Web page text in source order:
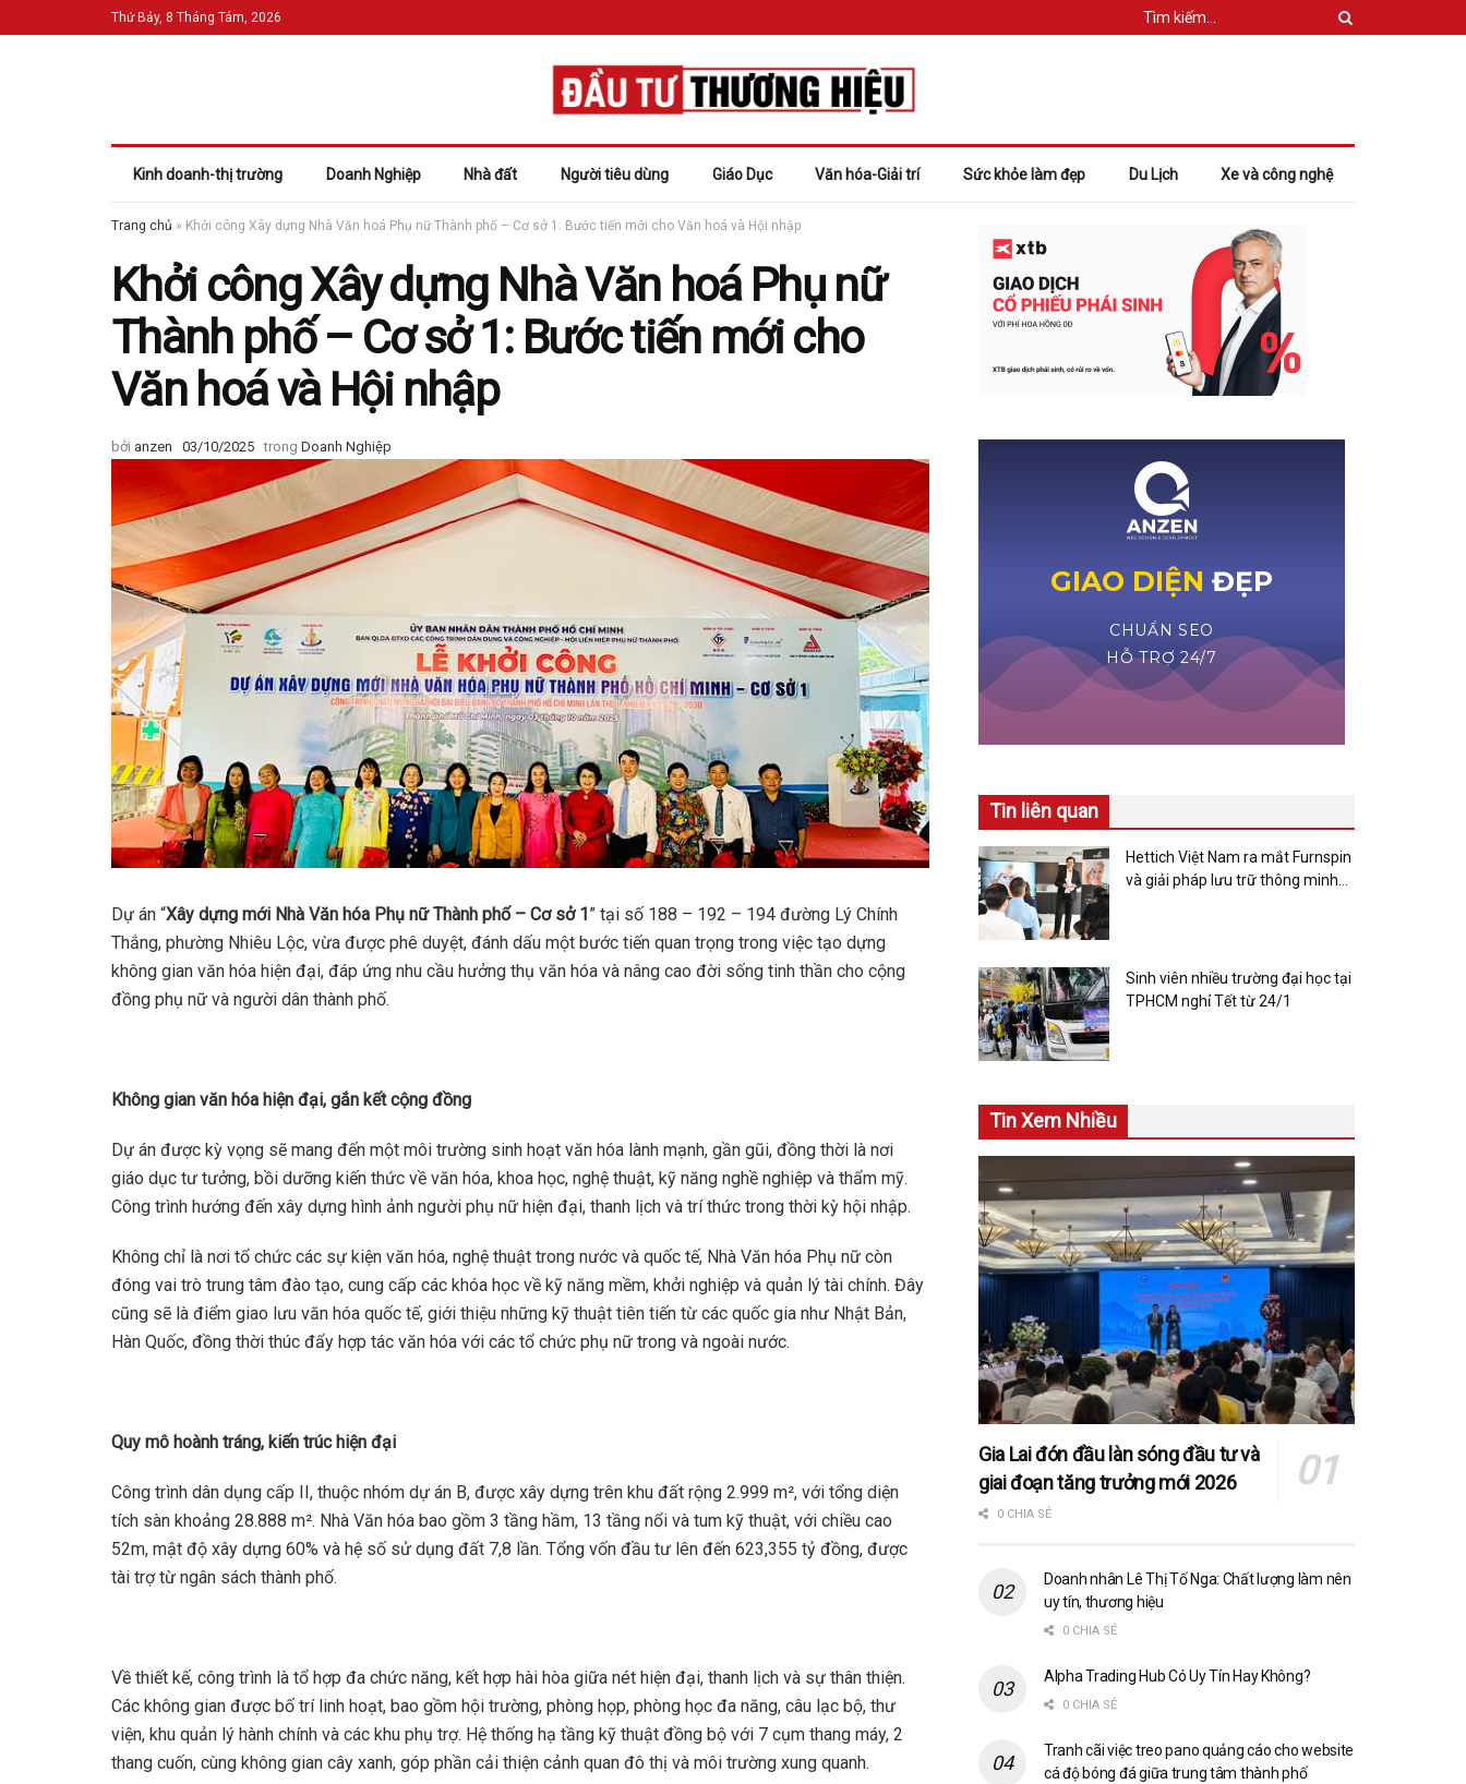
Thứ Bảy, 8 Tháng Tám, 2026
Kinh doanh-thị trường Doanh Nghiệp Nhà đất Người tiêu dùng Giáo Dục Văn hóa-Giải trí Sức khỏe làm đẹp Du Lịch Xe và công nghệ
Trang chủ » Khởi công Xây dựng Nhà Văn hoá Phụ nữ Thành phố – Cơ sở 1: Bước tiến mới cho Văn hoá và Hội nhập
Khởi công Xây dựng Nhà Văn hoá Phụ nữ
Thành phố – Cơ sở 1: Bước tiến mới cho
Văn hoá và Hội nhập
bởi anzen 03/10/2025 trong Doanh Nghiệp
Dự án “Xây dựng mới Nhà Văn hóa Phụ nữ Thành phố – Cơ sở 1” tại số 188 – 192 – 194 đường Lý Chính
Thắng, phường Nhiêu Lộc, vừa được phê duyệt, đánh dấu một bước tiến quan trọng trong việc tạo dựng
không gian văn hóa hiện đại, đáp ứng nhu cầu hưởng thụ văn hóa và nâng cao đời sống tinh thần cho cộng
đồng phụ nữ và người dân thành phố.
Không gian văn hóa hiện đại, gắn kết cộng đồng
Dự án được kỳ vọng sẽ mang đến một môi trường sinh hoạt văn hóa lành mạnh, gần gũi, đồng thời là nơi
giáo dục tư tưởng, bồi dưỡng kiến thức về văn hóa, khoa học, nghệ thuật, kỹ năng nghề nghiệp và thẩm mỹ.
Công trình hướng đến xây dựng hình ảnh người phụ nữ hiện đại, thanh lịch và trí thức trong thời kỳ hội nhập.
Không chỉ là nơi tổ chức các sự kiện văn hóa, nghệ thuật trong nước và quốc tế, Nhà Văn hóa Phụ nữ còn
đóng vai trò trung tâm đào tạo, cung cấp các khóa học về kỹ năng mềm, khởi nghiệp và quản lý tài chính. Đây
cũng sẽ là điểm giao lưu văn hóa quốc tế, giới thiệu những kỹ thuật tiên tiến từ các quốc gia như Nhật Bản,
Hàn Quốc, đồng thời thúc đẩy hợp tác văn hóa với các tổ chức phụ nữ trong và ngoài nước.
Quy mô hoành tráng, kiến trúc hiện đại
Công trình dân dụng cấp II, thuộc nhóm dự án B, được xây dựng trên khu đất rộng 2.999 m², với tổng diện
tích sàn khoảng 28.888 m². Nhà Văn hóa bao gồm 3 tầng hầm, 13 tầng nổi và tum kỹ thuật, với chiều cao
52m, mật độ xây dựng 60% và hệ số sử dụng đất 7,8 lần. Tổng vốn đầu tư lên đến 623,355 tỷ đồng, được
tài trợ từ ngân sách thành phố.
Về thiết kế, công trình là tổ hợp đa chức năng, kết hợp hài hòa giữa nét hiện đại, thanh lịch và sự thân thiện.
Các không gian được bố trí linh hoạt, bao gồm hội trường, phòng họp, phòng học đa năng, câu lạc bộ, thư
viện, khu quản lý hành chính và các khu phụ trợ. Hệ thống hạ tầng kỹ thuật đồng bộ với 7 cụm thang máy, 2
thang cuốn, cùng không gian cây xanh, góp phần cải thiện cảnh quan đô thị và môi trường xung quanh.
Tin liên quan
Hettich Việt Nam ra mắt Furnspin
và giải pháp lưu trữ thông minh
Sinh viên nhiều trường đại học tại
TPHCM nghỉ Tết từ 24/1
Tin Xem Nhiều
Gia Lai đón đầu làn sóng đầu tư và
giai đoạn tăng trưởng mới 2026
0 CHIA SẺ
Doanh nhân Lê Thị Tố Nga: Chất lượng làm nên
uy tín, thương hiệu
0 CHIA SẺ
Alpha Trading Hub Có Uy Tín Hay Không?
0 CHIA SẺ
Tranh cãi việc treo pano quảng cáo cho website
cá độ bóng đá giữa trung tâm thành phố